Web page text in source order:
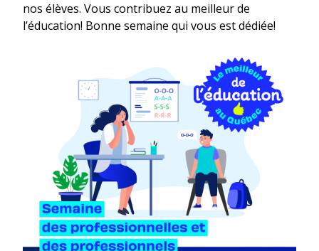
nos élèves. Vous contribuez au meilleur de
l’éducation! Bonne semaine qui vous est dédiée!